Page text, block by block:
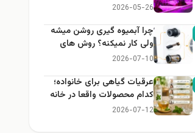
2026-05-26
چرا آبمیوه گیری روشن میشه
ولی کار نمیکنه؟ روش های
عیب یابی
2026-07-10
عرقیات گیاهی برای خانواده؛
کدام محصولات واقعا در خانه
کاربرد دارند؟
2026-07-12